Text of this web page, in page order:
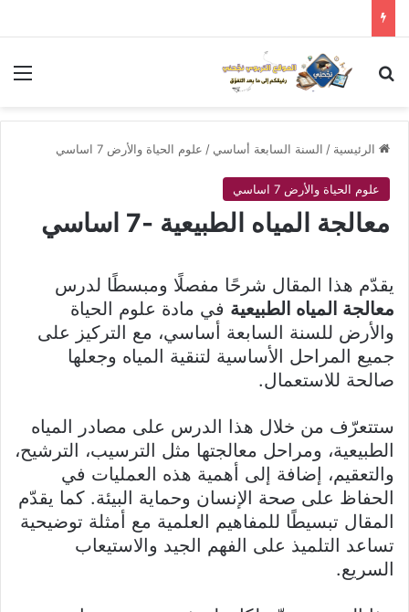
بحث عن
الرئيسية / السنة السابعة أساسي / علوم الحياة والأرض 7 اساسي
علوم الحياة والأرض 7 اساسي
معالجة المياه الطبيعية -7 اساسي
يقدّم هذا المقال شرحًا مفصلًا ومبسطًا لدرس
معالجة المياه الطبيعية في مادة علوم الحياة
والأرض للسنة السابعة أساسي، مع التركيز على
جميع المراحل الأساسية لتنقية المياه وجعلها
صالحة للاستعمال.
ستتعرّف من خلال هذا الدرس على مصادر المياه
الطبيعية، ومراحل معالجتها مثل الترسيب، الترشيح،
والتعقيم، إضافة إلى أهمية هذه العمليات في
الحفاظ على صحة الإنسان وحماية البيئة. كما يقدّم
المقال تبسيطًا للمفاهيم العلمية مع أمثلة توضيحية
تساعد التلميذ على الفهم الجيد والاستيعاب
السريع.